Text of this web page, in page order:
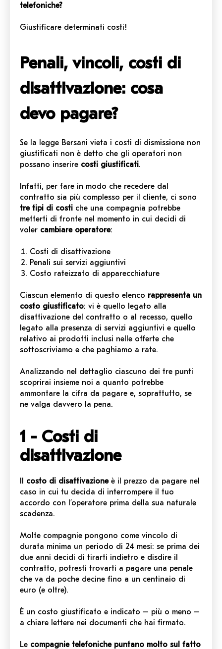
telefoniche?
Giustificare determinati costi!
Penali, vincoli, costi di
disattivazione: cosa
devo pagare?
Se la legge Bersani vieta i costi di dismissione non
giustificati non è detto che gli operatori non
possano inserire costi giustificati.
Infatti, per fare in modo che recedere dal
contratto sia più complesso per il cliente, ci sono
tre tipi di costi che una compagnia potrebbe
metterti di fronte nel momento in cui decidi di
voler cambiare operatore:
Costi di disattivazione
Penali sui servizi aggiuntivi
Costo rateizzato di apparecchiature
Ciascun elemento di questo elenco rappresenta un
costo giustificato: vi è quello legato alla
disattivazione del contratto o al recesso, quello
legato alla presenza di servizi aggiuntivi e quello
relativo ai prodotti inclusi nelle offerte che
sottoscriviamo e che paghiamo a rate.
Analizzando nel dettaglio ciascuno dei tre punti
scoprirai insieme noi a quanto potrebbe
ammontare la cifra da pagare e, soprattutto, se
ne valga davvero la pena.
1 - Costi di
disattivazione
costo di disattivazioneè il prezzo da pagare nel
caso in cui tu decida di interrompere il tuo
accordo con l’operatore prima della sua naturale
scadenza.
Molte compagnie pongono come vincolo di
durata minima un periodo di 24 mesi: se prima dei
due anni decidi di tirarti indietro e disdire il
contratto, potresti trovarti a pagare una penale
che va da poche decine fino a un centinaio di
euro (e oltre).
È un costo giustificato e indicato – più o meno –
a chiare lettere nei documenti che hai firmato.
Le compagnie telefoniche puntano molto sul fatto